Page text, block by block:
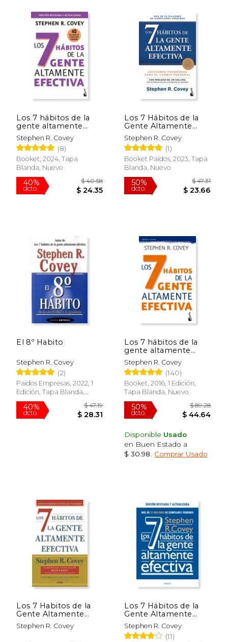
15%
dcto.
15%
dcto.
15%
dcto.
Rápido
15%
dcto.
Los 7 hábitos de la
gente altamente
efectiva
Stephen R. Covey
(8)
Booket, 2024, Tapa
Blanda, Nuevo
40%
dcto.
$ 40.58
$ 24.35
Los 7 Hábitos de la
Gente Altamente
Efectiva
Stephen R. Covey
(1)
Booket Paidos, 2023, Tapa
Blanda, Nuevo
50%
dcto.
El 8º Habito
Stephen R. Covey
(2)
Paidos Empresas, 2022, 1
Edición, Tapa Blanda,
Nuevo
Los 7 hábitos de la
gente altamente
efectiva
Stephen R. Covey
(140)
Booket, 2016, 1 Edición,
Tapa Blanda, Nuevo
Disponible Usado
en Buen Estado a
$ 30.98
Comprar Usado
Los 7 Habitos de la
Gente Altamente
Efectiva
Stephen R. Covey
Los 7 Hábitos de la
Gente Altamente
Efectiva
Stephen R. Covey
(11)